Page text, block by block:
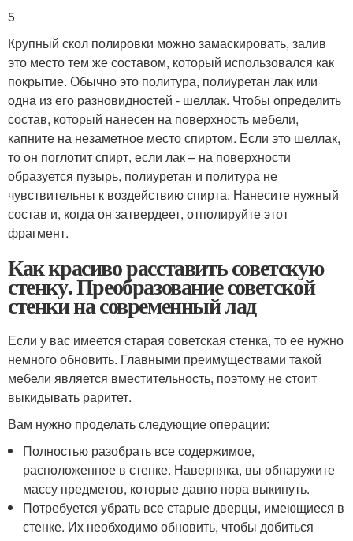
5
Крупный скол полировки можно замаскировать, залив
это место тем же составом, который использовался как
покрытие. Обычно это политура, полиуретан лак или
одна из его разновидностей - шеллак. Чтобы определить
состав, который нанесен на поверхность мебели,
капните на незаметное место спиртом. Если это шеллак,
то он поглотит спирт, если лак – на поверхности
образуется пузырь, полиуретан и политура не
чувствительны к воздействию спирта. Нанесите нужный
состав и, когда он затвердеет, отполируйте этот
фрагмент.
Как красиво расставить советскую
стенку. Преобразование советской
стенки на современный лад
Если у вас имеется старая советская стенка, то ее нужно
немного обновить. Главными преимуществами такой
мебели является вместительность, поэтому не стоит
выкидывать раритет.
Вам нужно проделать следующие операции:
Полностью разобрать все содержимое,
расположенное в стенке. Наверняка, вы обнаружите
массу предметов, которые давно пора выкинуть.
Потребуется убрать все старые дверцы, имеющиеся в
стенке. Их необходимо обновить, чтобы добиться